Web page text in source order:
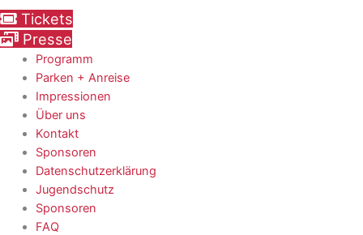
Tickets
Presse
Programm
Parken + Anreise
Impressionen
Über uns
Kontakt
Sponsoren
Datenschutzerklärung
Jugendschutz
Sponsoren
FAQ